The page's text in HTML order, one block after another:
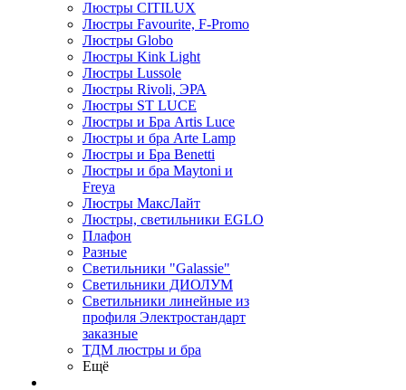
Люстры CITILUX
Люстры Favourite, F-Promo
Люстры Globo
Люстры Kink Light
Люстры Lussole
Люстры Rivoli, ЭРА
Люстры ST LUCE
Люстры и Бра Artis Luce
Люстры и бра Arte Lamp
Люстры и Бра Benetti
Люстры и бра Maytoni и
Freya
Люстры МаксЛайт
Люстры, светильники EGLO
Плафон
Разные
Светильники "Galassie"
Светильники ДИОЛУМ
Светильники линейные из
профиля Электростандарт
заказные
ТДМ люстры и бра
Ещё